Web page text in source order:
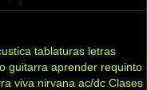
tablaturas letras
guitarra aprender requinto
viva nirvana ac/dc Clases